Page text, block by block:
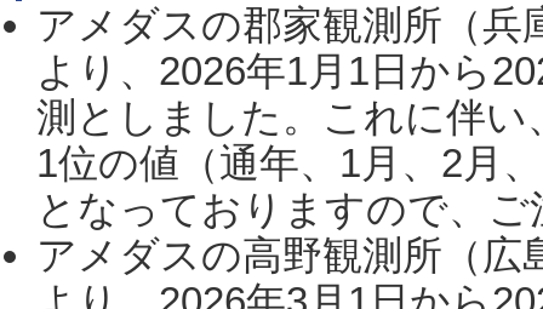
アメダスの郡家観測所（
より、2026年1月1日から
測としました。これに伴い
1位の値（通年、1月、2月
となっておりますので、
アメダスの高野観測所（